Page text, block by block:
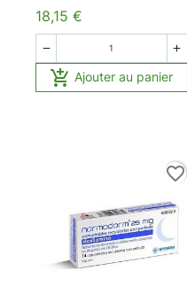
18,15 €
 
 Ajouter au panier
favorite_border